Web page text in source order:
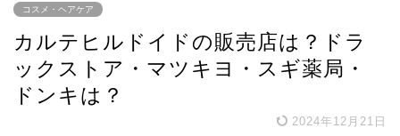
コスメ・ヘアケア
カルテヒルドイドの販売店は？ドラ
ックストア・マツキヨ・スギ薬局・
ドンキは？
2024年12月21日